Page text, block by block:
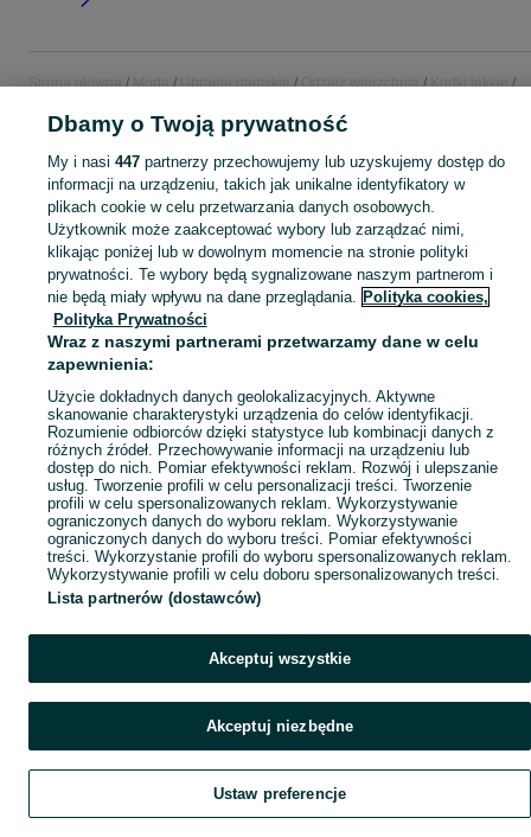
Strona główna Moda Ubrania damskie Odzież wierzchnia
Kurtki lekkie
KATEGORIA
Bogaty wybór kurtek lekkich damskich Chorzów ▶️ wiosenne, przeciwwiatrowe, kolorowe ✅ Nowe i używane w dobrych cenach ✌ Znajdź oferty na OLX.pl! Zobacz
Mapa kategorii
Mapa miejscowości
Mapa ministron
Szukaj Obserwujesz Dodaj Czat Konto
Dbamy o Twoją prywatność
My i nasi 447partnerzy przechowujemy lub uzyskujemy dostęp do
informacji na urządzeniu, takich jak unikalne identyfikatory w
plikach cookie w celu przetwarzania danych osobowych.
Użytkownik może zaakceptować wybory lub zarządzać nimi,
klikając poniżej lub w dowolnym momencie na stronie polityki
prywatności. Te wybory będą sygnalizowane naszym partnerom i
nie będą miały wpływu na dane przeglądania. Polityka cookies,
Polityka Prywatności
Wraz z naszymi partnerami przetwarzamy dane w celu
zapewnienia:
Użycie dokładnych danych geolokalizacyjnych. Aktywne
skanowanie charakterystyki urządzenia do celów identyfikacji.
Rozumienie odbiorców dzięki statystyce lub kombinacji danych z
różnych źródeł. Przechowywanie informacji na urządzeniu lub
dostęp do nich. Pomiar efektywności reklam. Rozwój i ulepszanie
usług. Tworzenie profili w celu personalizacji treści. Tworzenie
profili w celu spersonalizowanych reklam. Wykorzystywanie
ograniczonych danych do wyboru reklam. Wykorzystywanie
ograniczonych danych do wyboru treści. Pomiar efektywności
treści. Wykorzystanie profili do wyboru spersonalizowanych reklam.
Wykorzystywanie profili w celu doboru spersonalizowanych treści.
Lista partnerów (dostawców)
Akceptuj wszystkie
Akceptuj niezbędne
Ustaw preferencje